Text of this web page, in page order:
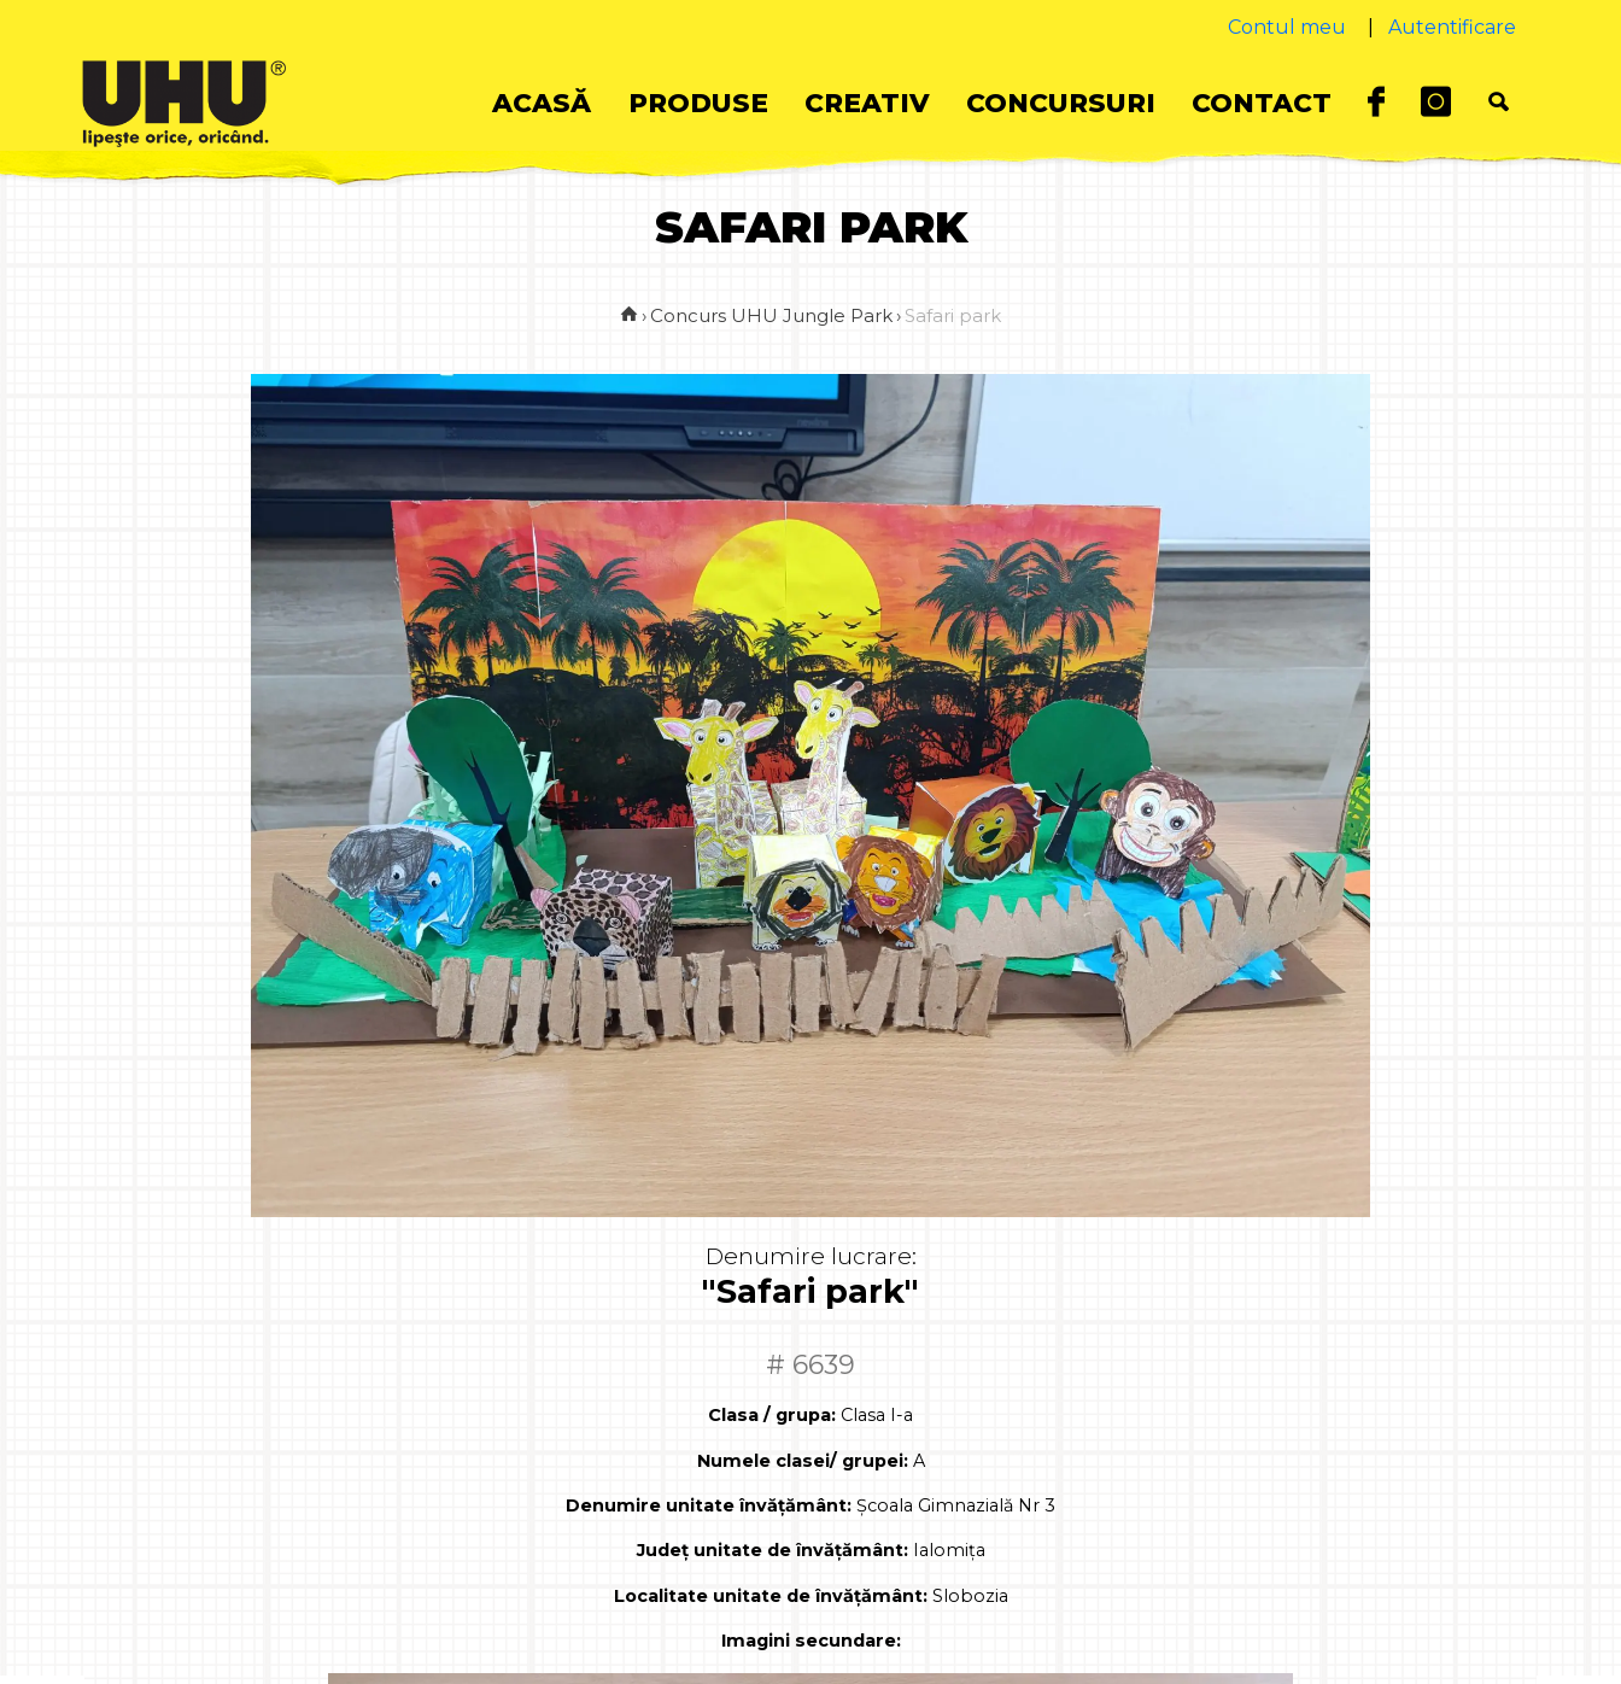
Contul meu Autentificare
Skip
to
ACASĂ PRODUSE CREATIV CONCURSURI CONTACT
SAFARI PARK
› Concurs UHU Jungle Park › Safari park
Denumire lucrare:
"Safari park"
# 6639
Clasa / grupa: Clasa I-a
Numele clasei/ grupei:A
Denumire unitate învățământ: Școala Gimnazială Nr 3
Județ unitate de învățământ:Ialomița
Localitate unitate de învățământ:Slobozia
Imagini secundare: